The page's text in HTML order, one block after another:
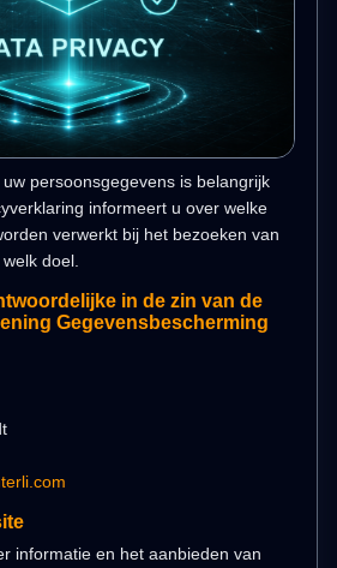
persoonsgegevens is belangrijk
informeert u over welke
verwerkt bij het bezoeken van
doel.
in de zin van de
Gegevensbescherming
informatie en het aanbieden van